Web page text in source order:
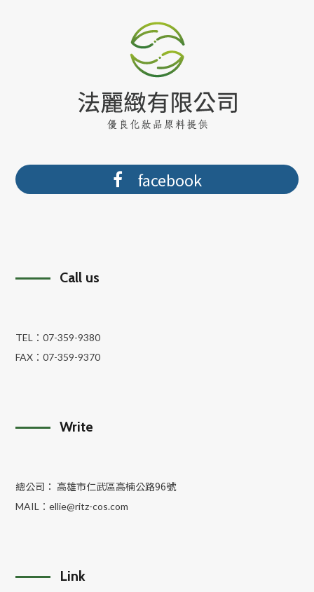
facebook
Call us
TEL：07-359-9380
FAX：07-359-9370
Write
總公司： 高雄市仁武區高楠公路96號
MAIL：ellie@ritz-cos.com
Link